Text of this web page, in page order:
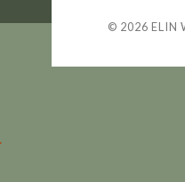
© 2026 ELIN